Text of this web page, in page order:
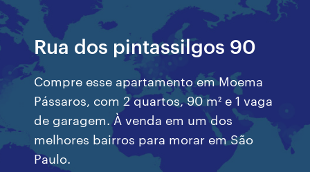
Rua dos pintassilgos 90
Compre esse apartamento em Moema
Pássaros, com 2 quartos, 90 m² e 1 vaga
de garagem. À venda em um dos
melhores bairros para morar em São
Paulo.